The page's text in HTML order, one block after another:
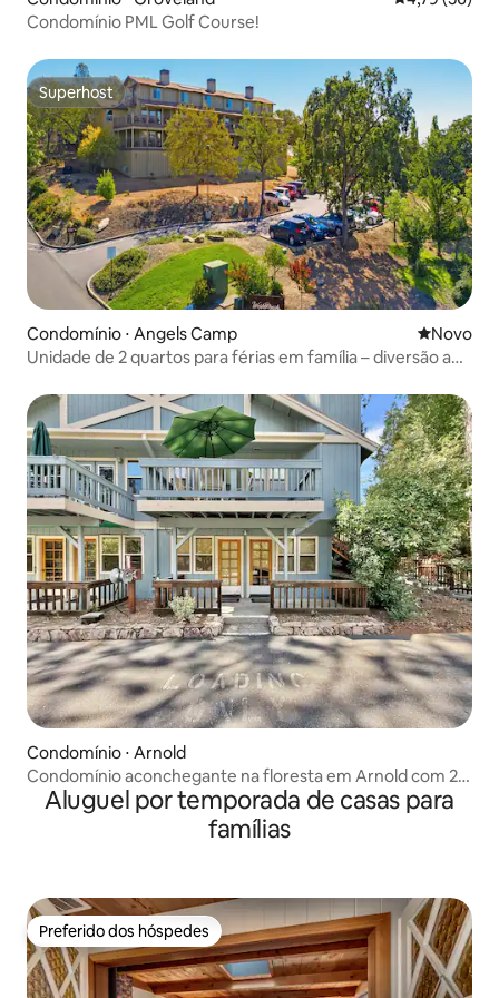
Condomínio PML Golf Course!
Superhost
Superhost
Condomínio ⋅ Angels Camp Novo
Novo
Unidade de 2 quartos para férias em família – diversão ao
Condomínio ⋅ Arnold
Condomínio aconchegante na floresta em Arnold com 2
quartos e pátio
Aluguel por temporada de casas para
famílias
Preferido dos hóspedes
Preferido dos hóspedes